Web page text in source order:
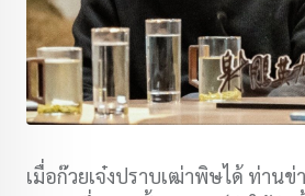
เมื่อก๊วยเจ๋งปราบเฒ่าพิษได้ ท่าน